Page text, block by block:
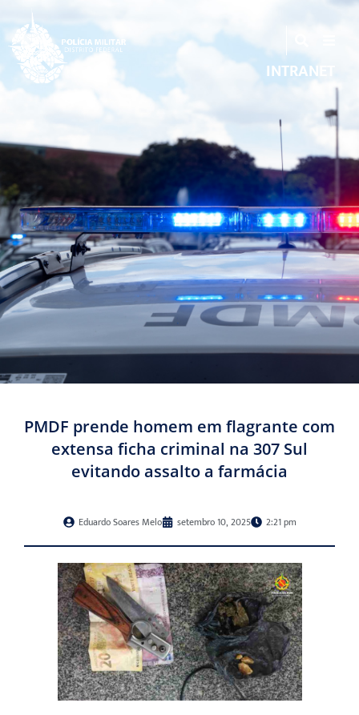
INTRANET
PMDF prende homem em flagrante com
extensa ficha criminal na 307 Sul
evitando assalto a farmácia
Eduardo Soares Melo setembro 10, 2025 2:21 pm